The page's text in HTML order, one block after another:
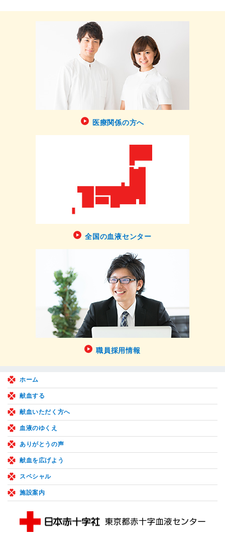
医療関係の方へ
全国の血液センター
職員採用情報
ホーム
献血する
献血いただく方へ
血液のゆくえ
ありがとうの声
献血を広げよう
スペシャル
施設案内